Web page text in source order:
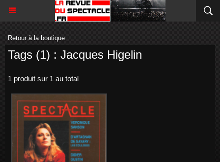
Retour à la boutique
Tags (1) : Jacques Higelin
1 produit sur 1 au total